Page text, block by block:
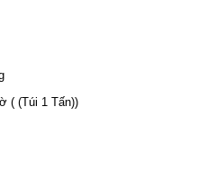
( (Túi 1 Tấn))